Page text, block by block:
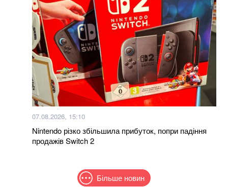
07.08.2026, 15:10
Nintendo різко збільшила прибуток, попри падіння
продажів Switch 2
Більше новин